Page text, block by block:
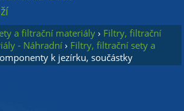
a filtrační materiály › Filtry, filtrační
- Náhradní › Filtry, filtrační sety a
k jezírku, součástky